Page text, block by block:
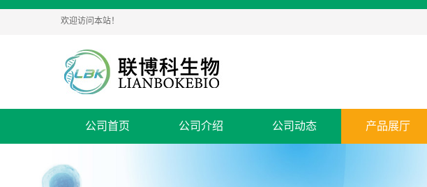
欢迎访问本站！
公司首页 公司介绍 公司动态 产品展厅